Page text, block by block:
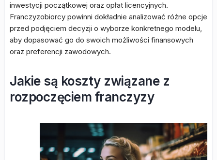
inwestycji początkowej oraz opłat licencyjnych.
Franczyzobiorcy powinni dokładnie analizować różne opcje
przed podjęciem decyzji o wyborze konkretnego modelu,
aby dopasować go do swoich możliwości finansowych
oraz preferencji zawodowych.
Jakie są koszty związane z
rozpoczęciem franczyzy